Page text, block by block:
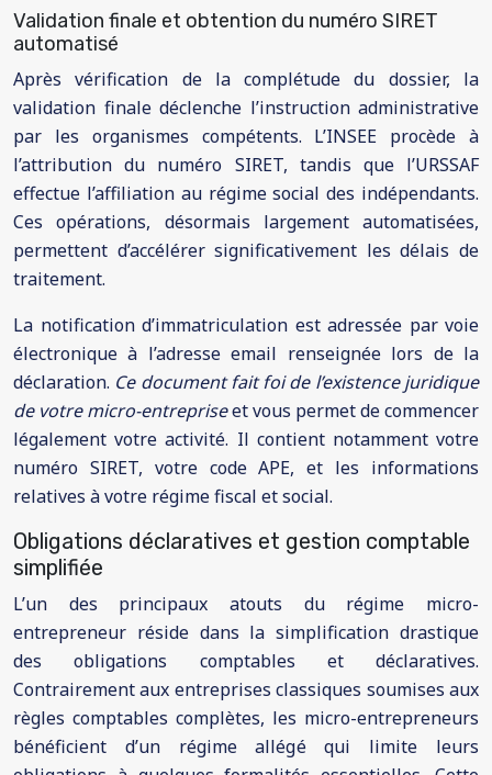
Validation finale et obtention du numéro SIRET
automatisé
Après vérification de la complétude du dossier, la
validation finale déclenche l’instruction administrative
par les organismes compétents. L’INSEE procède à
l’attribution du numéro SIRET, tandis que l’URSSAF
effectue l’affiliation au régime social des indépendants.
Ces opérations, désormais largement automatisées,
permettent d’accélérer significativement les délais de
traitement.
La notification d’immatriculation est adressée par voie
électronique à l’adresse email renseignée lors de la
déclaration. Ce document fait foi de l’existence juridique
de votre micro-entrepriseet vous permet de commencer
légalement votre activité. Il contient notamment votre
numéro SIRET, votre code APE, et les informations
relatives à votre régime fiscal et social.
Obligations déclaratives et gestion comptable
simplifiée
L’un des principaux atouts du régime micro-
entrepreneur réside dans la simplification drastique
des obligations comptables et déclaratives.
Contrairement aux entreprises classiques soumises aux
règles comptables complètes, les micro-entrepreneurs
bénéficient d’un régime allégé qui limite leurs